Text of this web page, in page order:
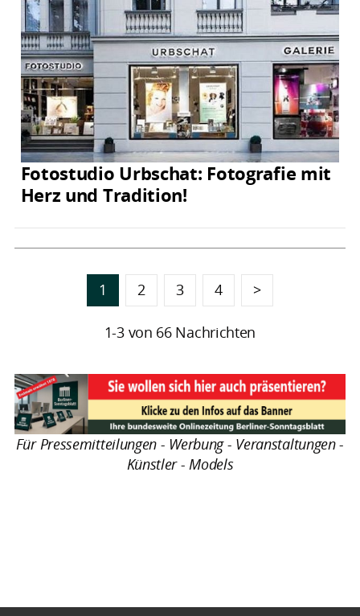
Fotostudio Urbschat: Fotografie mit
Herz und Tradition!
1 2 3 4 >
1-3 von 66 Nachrichten
Für Pressemitteilungen - Werbung - Veranstaltungen -
Künstler - Models